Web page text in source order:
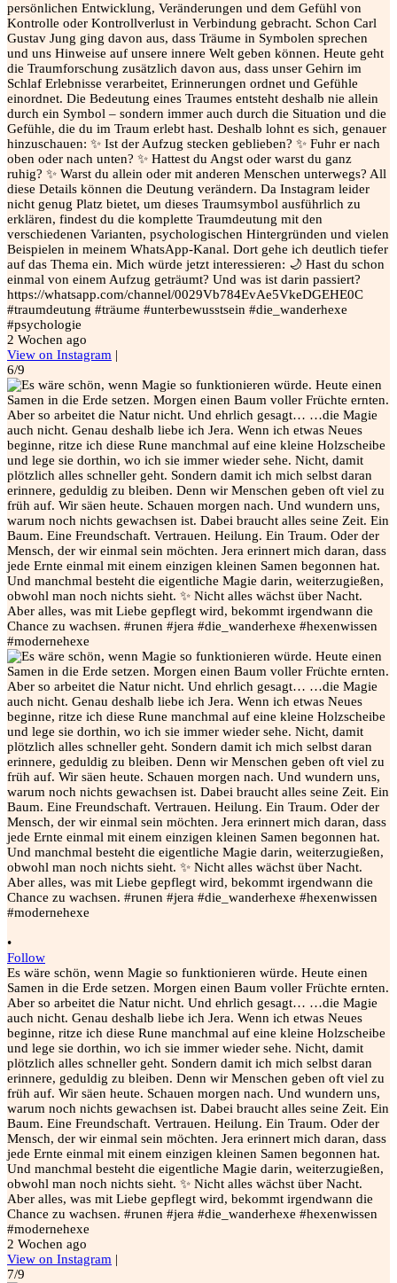
persönlichen Entwicklung, Veränderungen und dem Gefühl von
Kontrolle oder Kontrollverlust in Verbindung gebracht. Schon Carl
Gustav Jung ging davon aus, dass Träume in Symbolen sprechen
und uns Hinweise auf unsere innere Welt geben können. Heute geht
die Traumforschung zusätzlich davon aus, dass unser Gehirn im
Schlaf Erlebnisse verarbeitet, Erinnerungen ordnet und Gefühle
einordnet. Die Bedeutung eines Traumes entsteht deshalb nie allein
durch ein Symbol – sondern immer auch durch die Situation und die
Gefühle, die du im Traum erlebt hast. Deshalb lohnt es sich, genauer
hinzuschauen: ✨ Ist der Aufzug stecken geblieben? ✨ Fuhr er nach
oben oder nach unten? ✨ Hattest du Angst oder warst du ganz
ruhig? ✨ Warst du allein oder mit anderen Menschen unterwegs? All
diese Details können die Deutung verändern. Da Instagram leider
nicht genug Platz bietet, um dieses Traumsymbol ausführlich zu
erklären, findest du die komplette Traumdeutung mit den
verschiedenen Varianten, psychologischen Hintergründen und vielen
Beispielen in meinem WhatsApp-Kanal. Dort gehe ich deutlich tiefer
auf das Thema ein. Mich würde jetzt interessieren: 🌙 Hast du schon
einmal von einem Aufzug geträumt? Und was ist darin passiert?
https://whatsapp.com/channel/0029Vb784EvAe5VkeDGEHE0C
#traumdeutung #träume #unterbewusstsein #die_wanderhexe
#psychologie
2 Wochen ago
View on Instagram |
6/9
•
Follow
Es wäre schön, wenn Magie so funktionieren würde. Heute einen
Samen in die Erde setzen. Morgen einen Baum voller Früchte ernten.
Aber so arbeitet die Natur nicht. Und ehrlich gesagt… …die Magie
auch nicht. Genau deshalb liebe ich Jera. Wenn ich etwas Neues
beginne, ritze ich diese Rune manchmal auf eine kleine Holzscheibe
und lege sie dorthin, wo ich sie immer wieder sehe. Nicht, damit
plötzlich alles schneller geht. Sondern damit ich mich selbst daran
erinnere, geduldig zu bleiben. Denn wir Menschen geben oft viel zu
früh auf. Wir säen heute. Schauen morgen nach. Und wundern uns,
warum noch nichts gewachsen ist. Dabei braucht alles seine Zeit. Ein
Baum. Eine Freundschaft. Vertrauen. Heilung. Ein Traum. Oder der
Mensch, der wir einmal sein möchten. Jera erinnert mich daran, dass
jede Ernte einmal mit einem einzigen kleinen Samen begonnen hat.
Und manchmal besteht die eigentliche Magie darin, weiterzugießen,
obwohl man noch nichts sieht. ✨ Nicht alles wächst über Nacht.
Aber alles, was mit Liebe gepflegt wird, bekommt irgendwann die
Chance zu wachsen. #runen #jera #die_wanderhexe #hexenwissen
#modernehexe
2 Wochen ago
View on Instagram |
7/9